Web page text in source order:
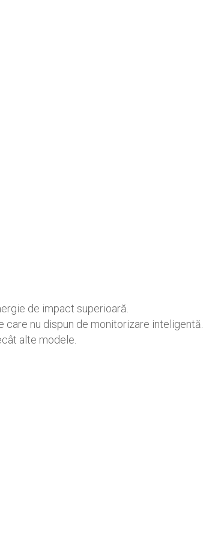
de impact superioară.
nu dispun de monitorizare inteligentă.
alte modele.